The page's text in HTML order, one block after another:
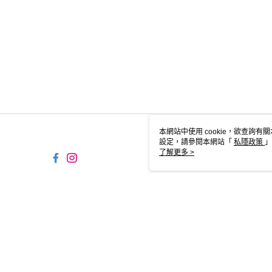
本網站中使用 cookie，欲查詢有
設定，請參閱本網站「 私隱政策
用 cookie。
了解更多 >